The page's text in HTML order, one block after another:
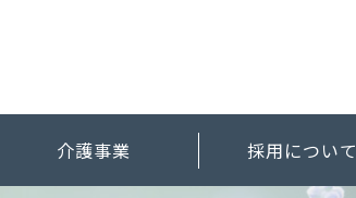
介護事業 採用について